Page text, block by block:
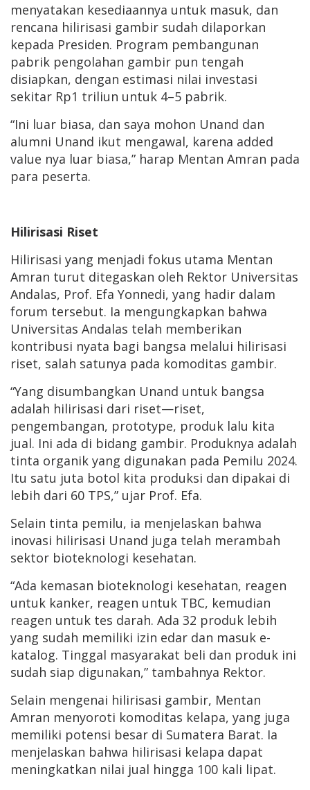
menyatakan kesediaannya untuk masuk, dan
rencana hilirisasi gambir sudah dilaporkan
kepada Presiden. Program pembangunan
pabrik pengolahan gambir pun tengah
disiapkan, dengan estimasi nilai investasi
sekitar Rp1 triliun untuk 4–5 pabrik.
“Ini luar biasa, dan saya mohon Unand dan
alumni Unand ikut mengawal, karena added
value nya luar biasa,” harap Mentan Amran pada
para peserta.
Hilirisasi Riset
Hilirisasi yang menjadi fokus utama Mentan
Amran turut ditegaskan oleh Rektor Universitas
Andalas, Prof. Efa Yonnedi, yang hadir dalam
forum tersebut. Ia mengungkapkan bahwa
Universitas Andalas telah memberikan
kontribusi nyata bagi bangsa melalui hilirisasi
riset, salah satunya pada komoditas gambir.
“Yang disumbangkan Unand untuk bangsa
adalah hilirisasi dari riset—riset,
pengembangan, prototype, produk lalu kita
jual. Ini ada di bidang gambir. Produknya adalah
tinta organik yang digunakan pada Pemilu 2024.
Itu satu juta botol kita produksi dan dipakai di
lebih dari 60 TPS,” ujar Prof. Efa.
Selain tinta pemilu, ia menjelaskan bahwa
inovasi hilirisasi Unand juga telah merambah
sektor bioteknologi kesehatan.
“Ada kemasan bioteknologi kesehatan, reagen
untuk kanker, reagen untuk TBC, kemudian
reagen untuk tes darah. Ada 32 produk lebih
yang sudah memiliki izin edar dan masuk e-
katalog. Tinggal masyarakat beli dan produk ini
sudah siap digunakan,” tambahnya Rektor.
Selain mengenai hilirisasi gambir, Mentan
Amran menyoroti komoditas kelapa, yang juga
memiliki potensi besar di Sumatera Barat. Ia
menjelaskan bahwa hilirisasi kelapa dapat
meningkatkan nilai jual hingga 100 kali lipat.